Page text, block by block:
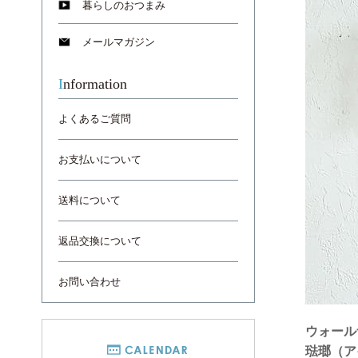
ウォー
琺瑯（
暮らしのおつまみ
メールマガジン
Information
よくあるご質問
お支払いについて
送料について
返品交換について
お問い合わせ